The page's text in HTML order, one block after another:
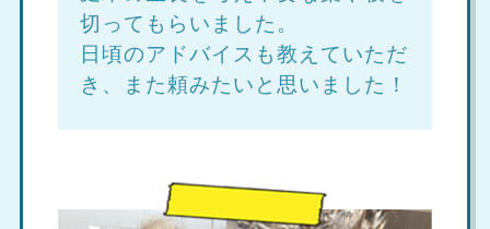
切ってもらいました。
日頃のアドバイスも教えていただ
き、また頼みたいと思いました！